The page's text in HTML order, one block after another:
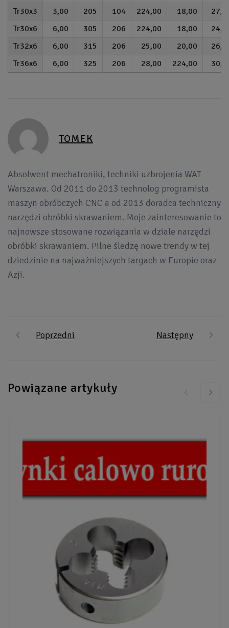
30x3 3,00 205 104 224,00 18,00
30x6
6,00 305 206 224,00 18,00
32x6
6,00 315 206 25,00 20,00
36x6
6,00 325 206 28,00 224,00
TOMEK
Absolwent mechatroniki, techniki uzbrojenia WAT
Warszawa. Od 2011 do 2013 technolog programista
maszyn obróbczych CNC a od 2013 doradca techniczny
narzędzi obróbki skrawaniem. Moje zainteresowanie to
najnowsze stosowane rozwiązania w dziale narzędzi
obróbki skrawaniem. Pilne śledzę nowe trendy w tej
dziedzinie na najważniejszych targach w Europie oraz
Azji.
Poprzedni Następny
Powiązane artykuły